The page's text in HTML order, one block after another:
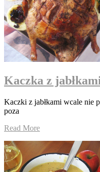
Kaczka z
Kaczki z jabłkami wcale nie
poza
Read More